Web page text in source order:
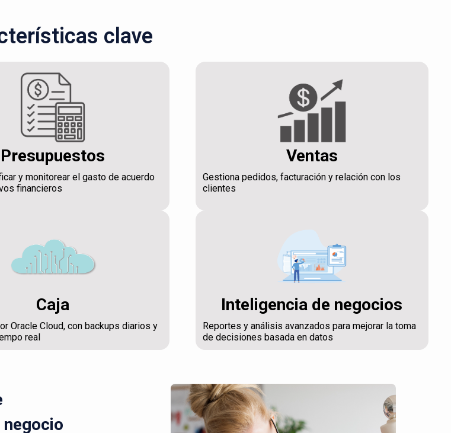
clave
Presupuestos
y monitorear el gasto de acuerdo
financieros
Ventas
Gestiona pedidos, facturación y relación con los
clientes
Caja
Oracle Cloud, con backups diarios y
real
Inteligencia de negocios
Reportes y análisis avanzados para mejorar la toma
de decisiones basada en datos